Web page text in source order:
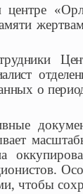
о
чтобы